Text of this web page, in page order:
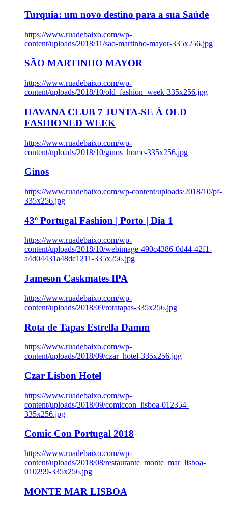
Turquia: um novo destino para a sua Saúde
https://www.ruadebaixo.com/wp-
content/uploads/2018/11/sao-martinho-mayor-335x256.jpg
SÃO MARTINHO MAYOR
https://www.ruadebaixo.com/wp-
content/uploads/2018/10/old_fashion_week-335x256.jpg
HAVANA CLUB 7 JUNTA-SE À OLD
FASHIONED WEEK
https://www.ruadebaixo.com/wp-
content/uploads/2018/10/ginos_home-335x256.jpg
Ginos
https://www.ruadebaixo.com/wp-content/uploads/2018/10/pf-
335x256.jpg
43º Portugal Fashion | Porto | Dia 1
https://www.ruadebaixo.com/wp-
content/uploads/2018/10/webimage-490c4386-0d44-42f1-
a4d04431a48dc1211-335x256.jpg
Jameson Caskmates IPA
https://www.ruadebaixo.com/wp-
content/uploads/2018/09/rotatapas-335x256.jpg
Rota de Tapas Estrella Damm
https://www.ruadebaixo.com/wp-
content/uploads/2018/09/czar_hotel-335x256.jpg
Czar Lisbon Hotel
https://www.ruadebaixo.com/wp-
content/uploads/2018/09/comiccon_lisboa-012354-
335x256.jpg
Comic Con Portugal 2018
https://www.ruadebaixo.com/wp-
content/uploads/2018/08/restaurante_monte_mar_lisboa-
010299-335x256.jpg
MONTE MAR LISBOA